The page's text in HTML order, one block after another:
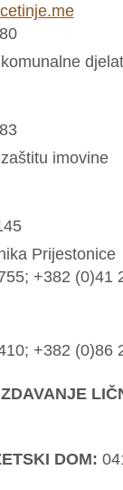
imovine
Prijestonice
+382 (0)41
+382 (0)86
DOM: